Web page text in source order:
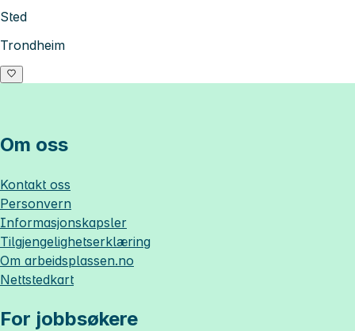
Sted
Trondheim
Om oss
Kontakt oss
Personvern
Informasjonskapsler
Tilgjengelighetserklæring
Om arbeidsplassen.no
Nettstedkart
For jobbsøkere